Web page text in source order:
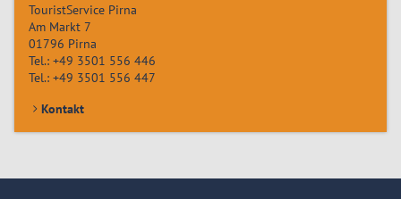
TouristService Pirna
Am Markt 7
01796 Pirna
Tel.: +49 3501 556 446
Tel.: +49 3501 556 447
Kontakt